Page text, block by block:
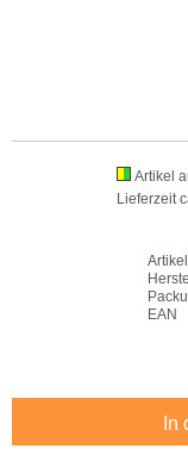
Artikel
Lieferzeit
EAN
In